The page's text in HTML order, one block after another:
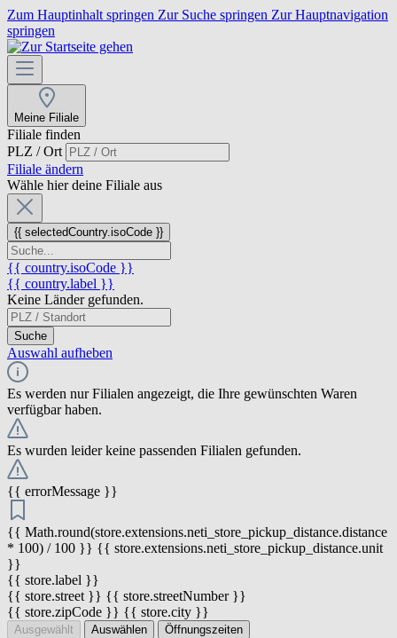
Zum Hauptinhalt springen Zur Suche springen Zur Hauptnavigation
springen
Meine Filiale
Filiale finden
PLZ / Ort
Filiale ändern
Wähle hier deine Filiale aus
{{ selectedCountry.isoCode }}
{{ country.isoCode }}
{{ country.label }}
Keine Länder gefunden.
Suche
Auswahl aufheben
Es werden nur Filialen angezeigt, die Ihre gewünschten Waren
verfügbar haben.
Es wurden leider keine passenden Filialen gefunden.
{{ errorMessage }}
{{ Math.round(store.extensions.neti_store_pickup_distance.distance
* 100) / 100 }} {{ store.extensions.neti_store_pickup_distance.unit
}}
{{ store.label }}
{{ store.street }} {{ store.streetNumber }}
{{ store.zipCode }} {{ store.city }}
Ausgewählt Auswählen Öffnungszeiten